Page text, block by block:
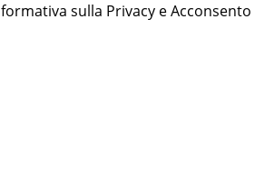
sulla Privacy e